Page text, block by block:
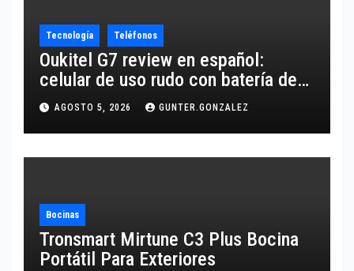
Tecnología Teléfonos
Oukitel G7 review en español:
celular de uso rudo con batería de
10,600 mAh
AGOSTO 5, 2026 GUNTER.GONZALEZ
Bocinas
Tronsmart Mirtune C3 Plus Bocina
Portátil Para Exteriores